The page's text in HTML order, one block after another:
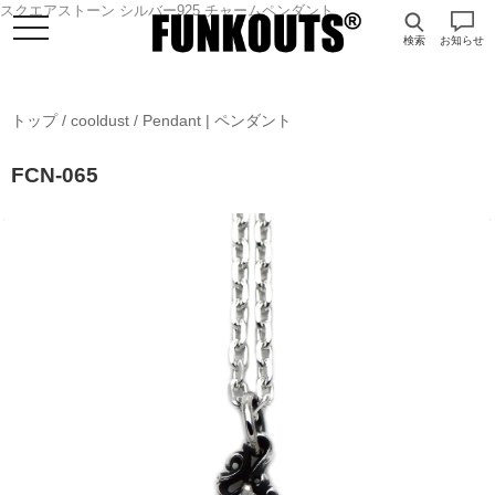
スクエアストーン シルバー925 チャームペンダント
検索 お知らせ
トップ/ cooldust / Pendant | ペンダント
FCN-065